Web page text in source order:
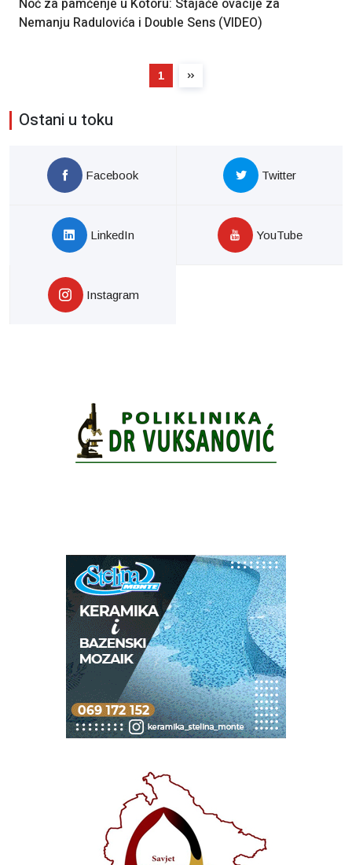
Noć za pamćenje u Kotoru: Stajaće ovacije za
Nemanju Radulovića i Double Sens (VIDEO)
1
Ostani u toku
Facebook Twitter
LinkedIn YouTube
Instagram